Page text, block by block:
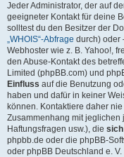
Jeder Administrator, der auf
geeigneter Kontakt für deine
solltest du den Besitzer der
„WHOIS“-Abfrage durch) oder
Webhoster wie z. B. Yahoo!,
den Abuse-Kontakt des
Limited (phpBB.com) und
Einfluss auf die Benutzung
haben und dafür in keiner
können. Kontaktiere daher
Zusammenhang mit
Haftungsfragen usw.), die
phpbb.de oder die phpBB-
oder phpBB Deutschland e.